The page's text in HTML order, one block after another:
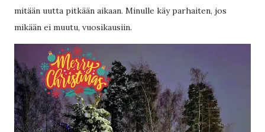
mitään uutta pitkään aikaan. Minulle käy parhaiten, jos
mikään ei muutu, vuosikausiin.